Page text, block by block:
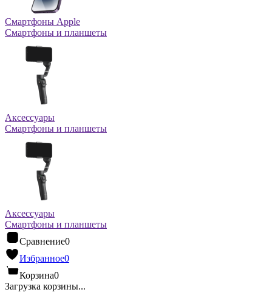
Смартфоны Apple
Смартфоны и планшеты
Аксессуары
Смартфоны и планшеты
Аксессуары
Смартфоны и планшеты
Сравнение0
Избранное0
Корзина0
Загрузка корзины...